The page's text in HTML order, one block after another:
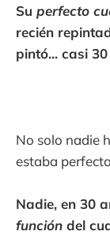
Su perfecto
recién
pintó... casi
No solo nadie
estaba
Nadie, en 30
función del